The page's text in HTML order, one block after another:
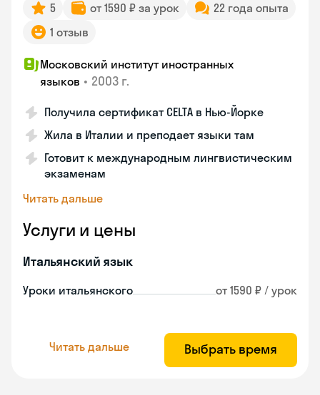
5 от 1590 ₽ за урок
22 года опыта
1 отзыв
Московский институт иностранных
языков • 2003 г.
Получила сертификат CELTA в Нью-Йорке
Жила в Италии и преподает языки там
Готовит к международным лингвистическим
экзаменам
Читать дальше
Услуги и цены
Итальянский язык
Уроки итальянского от 1590 ₽ / урок
Читать дальше Выбрать время